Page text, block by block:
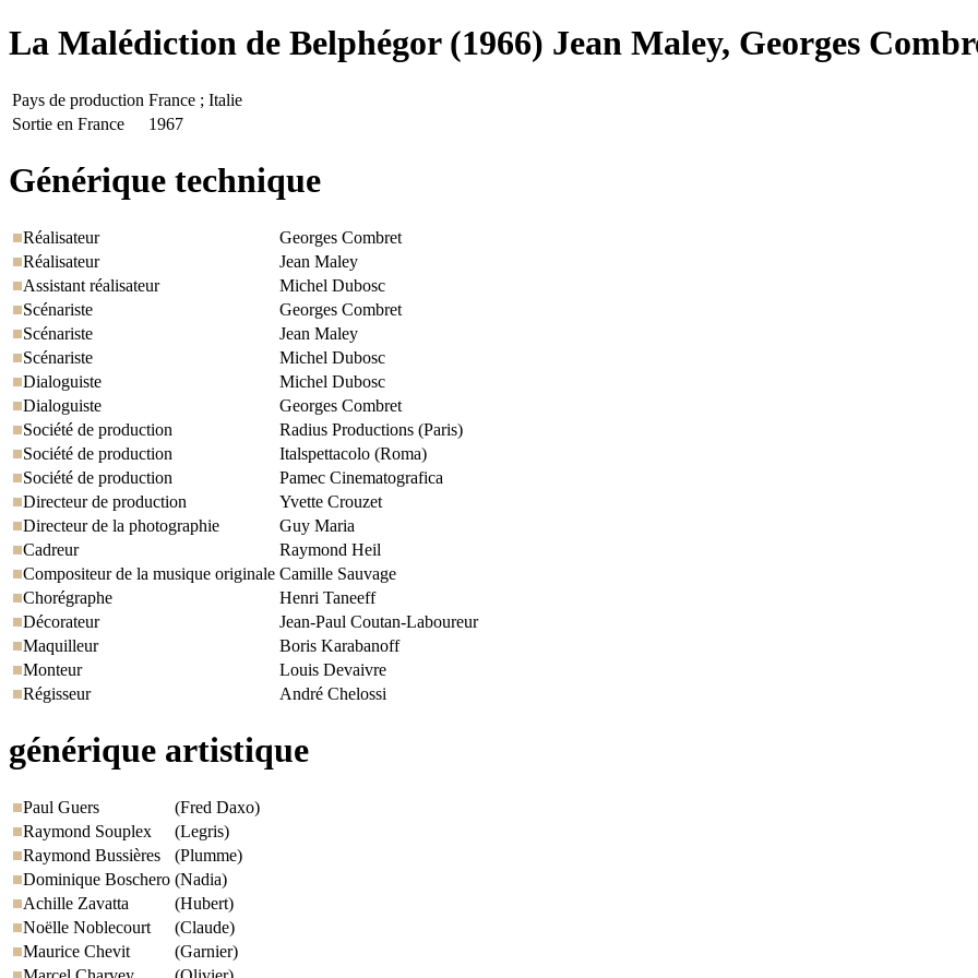
La Malédiction de Belphégor (1966) Jean Maley, Georges
Pays de production France ; Italie
Sortie en France
1967
Générique technique
Réalisateur
Georges Combret
Réalisateur
Jean Maley
Assistant réalisateur
Michel Dubosc
Scénariste
Georges Combret
Scénariste
Jean Maley
Scénariste
Michel Dubosc
Dialoguiste
Michel Dubosc
Dialoguiste
Georges Combret
Société de production
Radius Productions (Paris)
Société de production
Italspettacolo (Roma)
Société de production
Pamec Cinematografica
Directeur de production
Yvette Crouzet
Directeur de la photographie
Guy Maria
Cadreur
Raymond Heil
Compositeur de la musique originale Camille Sauvage
Chorégraphe
Henri Taneeff
Décorateur
Jean-Paul Coutan-Laboureur
Maquilleur
Boris Karabanoff
Monteur
Louis Devaivre
Régisseur
André Chelossi
générique artistique
Paul Guers
(Fred Daxo)
Raymond Souplex
(Legris)
Raymond Bussières
(Plumme)
Dominique Boschero (Nadia)
Achille Zavatta
(Hubert)
Noëlle Noblecourt
(Claude)
Maurice Chevit
(Garnier)